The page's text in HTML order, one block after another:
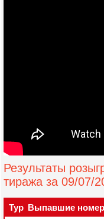
Результаты
тиража за 09/07/
Тур Выпавшие